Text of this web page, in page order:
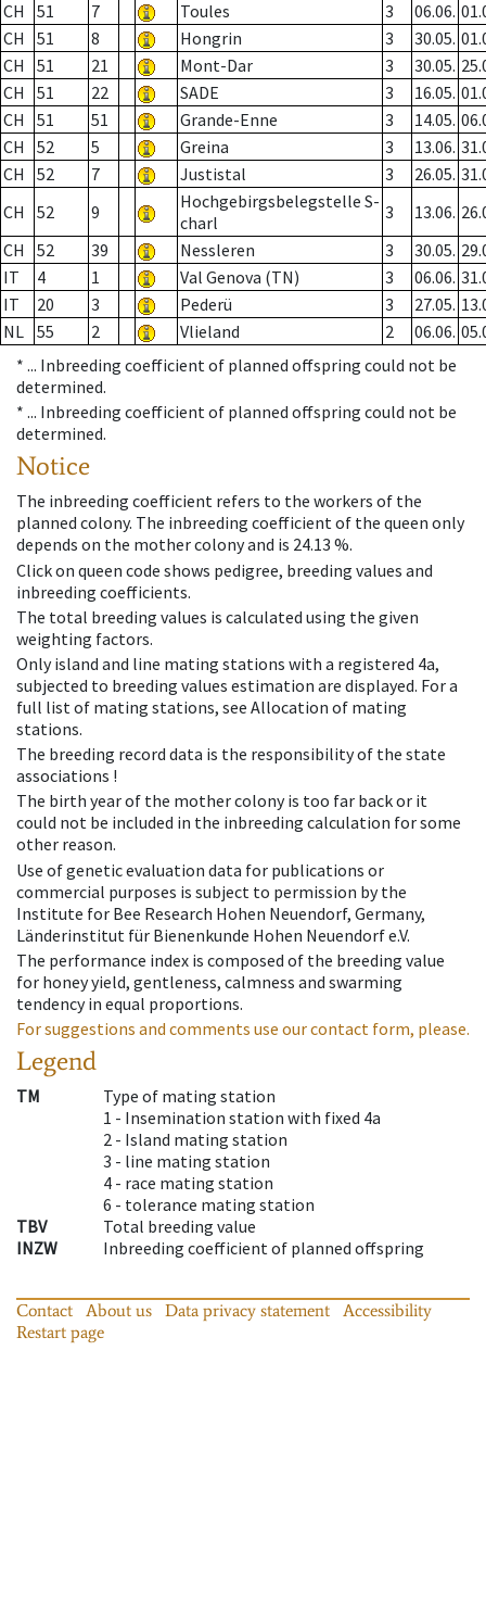
CH 51 7 Toules 3 06.06.
CH
51 8 Hongrin 3 30.05.
CH
51 21 Mont-Dar 3 30.05.
CH
51 22 SADE 3 16.05.
CH
51 51 Grande-Enne 3 14.05.
CH
52 5 Greina 3 13.06.
CH
52 7 Justistal 3 26.05.
CH
52 9
Hochgebirgsbelegstelle S-
charl
3 13.06.
CH
52 39 Nessleren 3 30.05.
IT
4 1 Val Genova (TN) 3 06.06.
IT
20 3 Pederü 3 27.05.
NL 55 2 Vlieland 2 06.06.
* ... Inbreeding coefficient of planned offspring could not be
determined.
* ... Inbreeding coefficient of planned offspring could not be
determined.
Notice
The inbreeding coefficient refers to the workers of the
planned colony. The inbreeding coefficient of the queen only
depends on the mother colony and is 24.13 %.
Click on queen code shows pedigree, breeding values and
inbreeding coefficients.
The total breeding values is calculated using the given
weighting factors.
Only island and line mating stations with a registered 4a,
subjected to breeding values estimation are displayed. For a
full list of mating stations, see Allocation of mating
stations.
The breeding record data is the responsibility of the state
associations !
The birth year of the mother colony is too far back or it
could not be included in the inbreeding calculation for some
other reason.
Use of genetic evaluation data for publications or
commercial purposes is subject to permission by the
Institute for Bee Research Hohen Neuendorf, Germany,
Länderinstitut für Bienenkunde Hohen Neuendorf e.V.
The performance index is composed of the breeding value
for honey yield, gentleness, calmness and swarming
tendency in equal proportions.
For suggestions and comments use our contact form, please.
Legend
TM
Type of mating station
1 - Insemination station with fixed 4a
2 - Island mating station
3 - line mating station
4 - race mating station
6 - tolerance mating station
TBV
Total breeding value
INZW
Inbreeding coefficient of planned offspring
Contact About us Data privacy statement
Accessibility
Restart page